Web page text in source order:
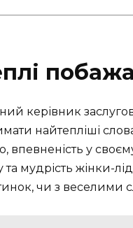
керівник
найтепліші
впевненість у
та мудрість жінки-
чи з веселими